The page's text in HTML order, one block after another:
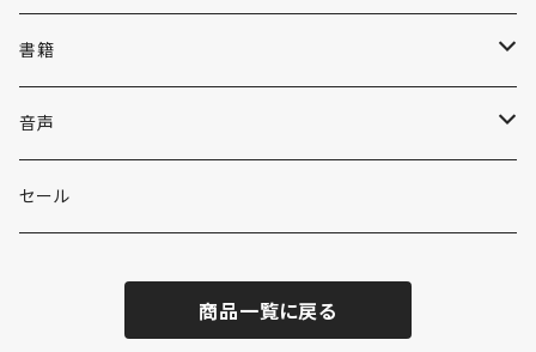
書籍
英語
英会話・表現集
各国語
音声
英会話・表現集
セール
商品一覧に戻る